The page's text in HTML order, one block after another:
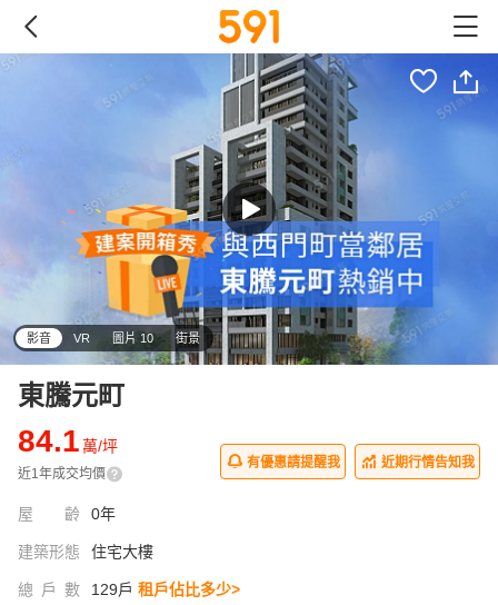
影音 VR 圖片 10 街景
東騰元町
84.1萬/坪
近1年成交均價
有優惠請提醒我 近期行情告知我
屋齡 0年
建築形態 住宅大樓
總戶數 129戶 租戶佔比多少>